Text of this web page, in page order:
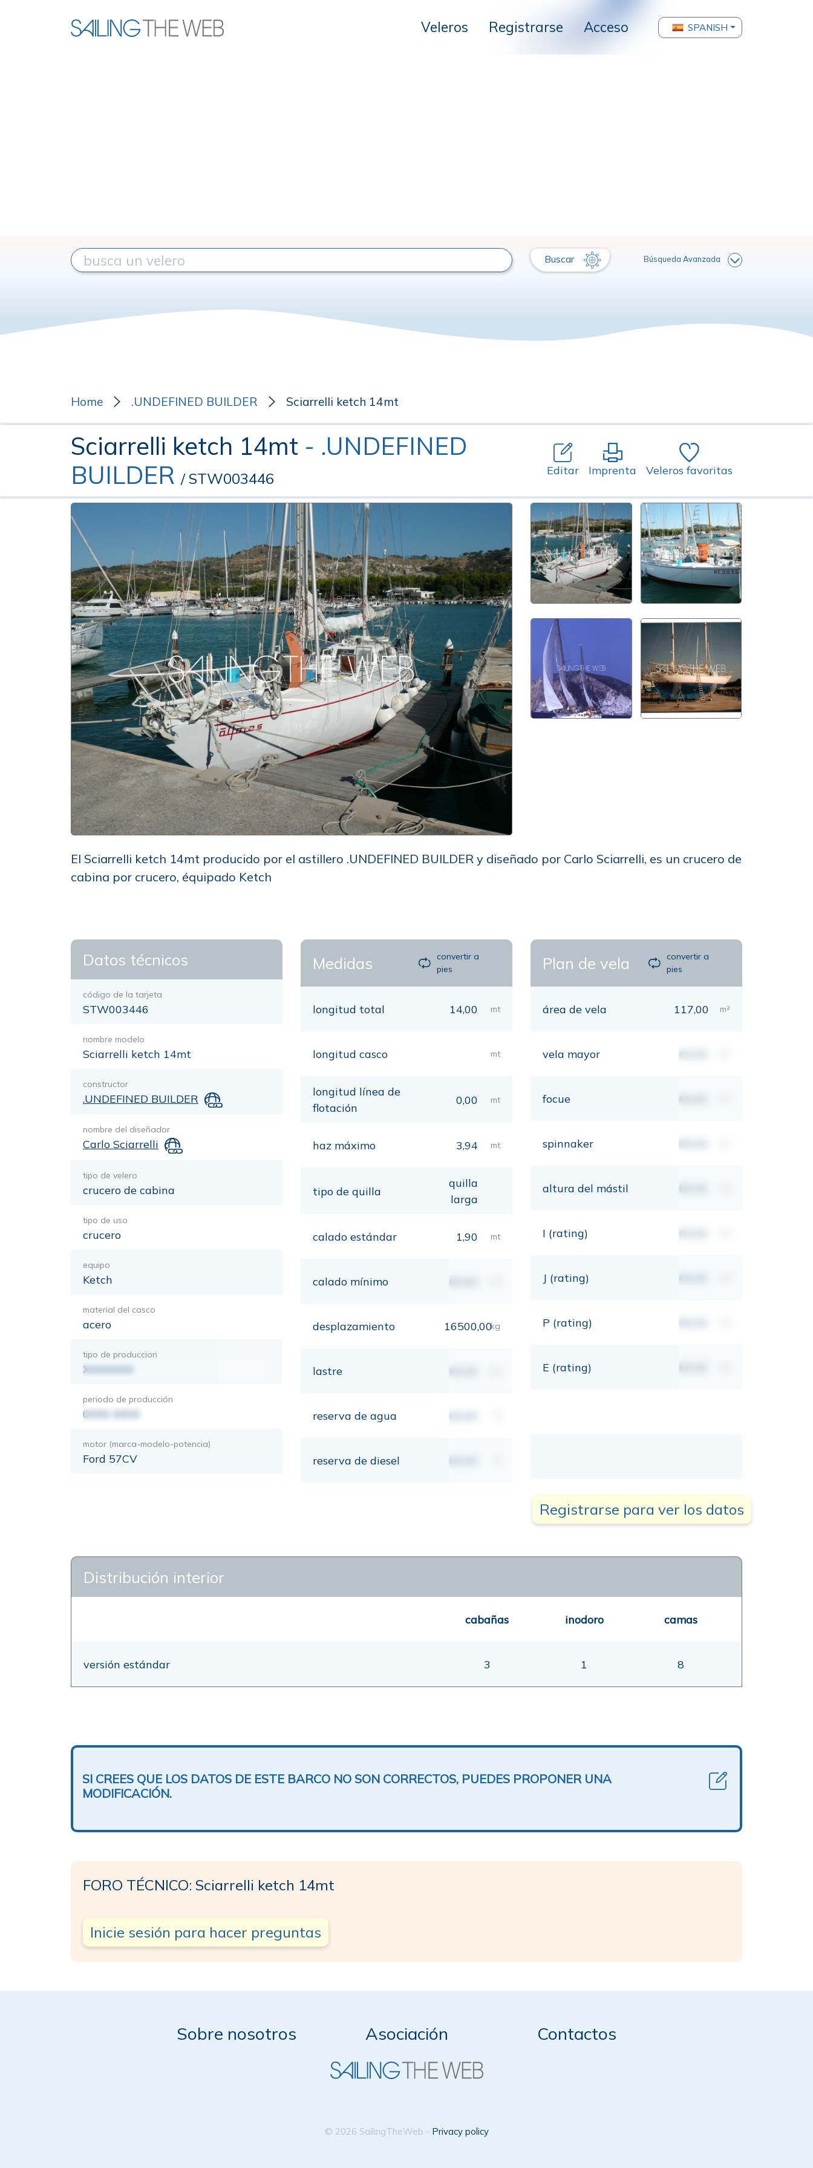
Veleros Registrarse Acceso SPANISH
Buscar Búsqueda Avanzada
Home .UNDEFINED BUILDER Sciarrelli ketch 14mt
Sciarrelli ketch 14mt - .UNDEFINED
BUILDER / STW003446 Editar Imprenta Veleros favoritas
El Sciarrelli ketch 14mt producido por el astillero .UNDEFINED BUILDER y diseñado por Carlo Sciarrelli, es un crucero de
cabina por crucero, équipado Ketch
Datos técnicos
código de la tarjeta
STW003446
nombre modelo
Sciarrelli ketch 14mt
constructor
.UNDEFINED BUILDER
nombre del diseñador
Carlo Sciarrelli
tipo de velero
crucero de cabina
tipo de uso
crucero
equipo
Ketch
material del casco
acero
tipo de produccion
XXXXXXX
periodo de producción
0000-0000
motor (marca-modelo-potencia)
Ford 57CV
Medidas
convertir a
pies
longitud total 14,00 mt
longitud casco mt
longitud línea de
flotación
0,00 mt
haz máximo 3,94 mt
tipo de quilla
quilla
larga
calado estándar 1,90 mt
calado mínimo 00,00
desplazamiento 16500,00kg
lastre 00,00
reserva de agua 00,00
reserva de diesel 00,00
Plan de vela
convertir a
pies
área de vela 117,00 m²
vela mayor 00,00
focue 00,00
spinnaker 00,00
altura del mástil 00,00
I (rating) 00,00
J (rating) 00,00
P (rating) 00,00
E (rating) 00,00
Registrarse para ver los datos
Distribución interior
cabañas inodoro camas
versión estándar 3 1 8
SI CREES QUE LOS DATOS DE ESTE BARCO NO SON CORRECTOS, PUEDES PROPONER UNA
MODIFICACIÓN.
FORO TÉCNICO: Sciarrelli ketch 14mt
Inicie sesión para hacer preguntas
Sobre nosotros Asociación Contactos
© 2026 SailingTheWeb - Privacy policy